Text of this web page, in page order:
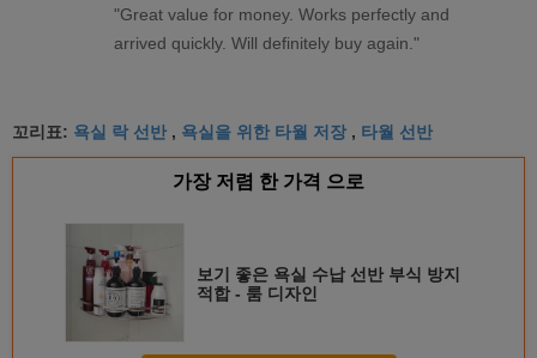
"Great value for money. Works perfectly and
arrived quickly. Will definitely buy again."
꼬리표: 욕실 락 선반 , 욕실을 위한 타월 저장 , 타월 선반
가장 저렴 한 가격 으로
보기 좋은 욕실 수납 선반 부식 방지
적합 - 룸 디자인